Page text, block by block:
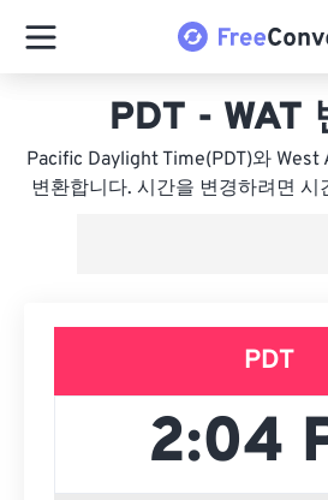
PDT - WAT
Pacific Daylight Time(PDT)와 West
변환합니다. 시간을 변경하려면 시
PDT